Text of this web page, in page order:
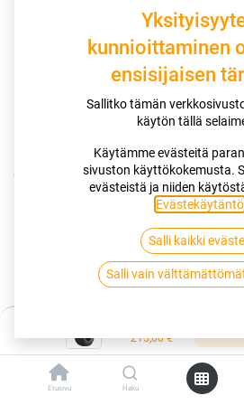
215,00€
Etusivu Haku
Kauppa
155/70R19 88Q NOKIAN TYRES
155/70R19 88Q
HAKKAPELIITTA R5
215,00€/ kpl
Saatavilla
kunnioittaminen
ensisijaisen
Sallitko tämän
käytön tällä
Käytämme evästeitä
sivuston käyttökokemusta.
evästeistä ja niiden
Evästekäytäntö
Salli kaikki
Salli vain